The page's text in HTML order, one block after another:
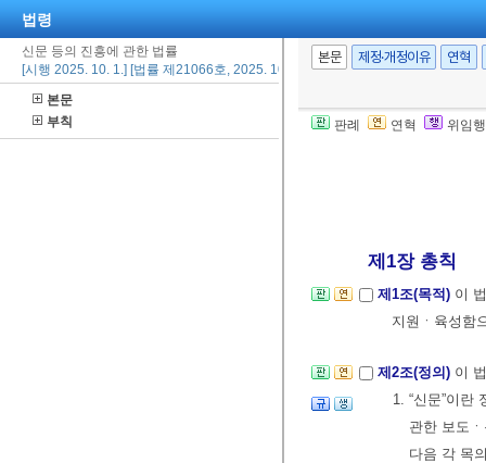
법령
신문 등의 진흥에 관한 법률
[시행 2025. 10. 1.] [법률 제21066호, 2025. 10. 1., 타법개정]
본문
부칙
본문 제정·개정이유 연혁
판례 연혁 위임
제1장 총칙
제1조(목적) 이
지원ㆍ육성함
제2조(정의) 이
1. “신문”이란
관한 보도
다음 각 목